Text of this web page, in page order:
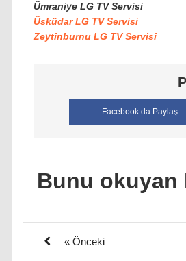
Ümraniye LG TV Servisi
Üsküdar LG TV Servisi
Zeytinburnu LG TV Servisi
Facebook da Paylaş
Bunu okuyan
« Önceki